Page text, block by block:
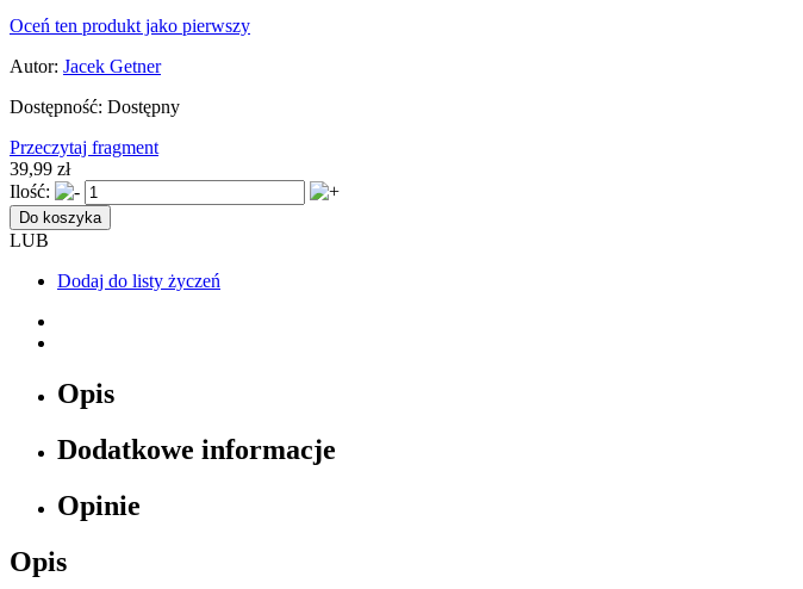
Oceń ten produkt jako pierwszy
Autor: Jacek Getner
Dostępność: Dostępny
Przeczytaj fragment
39,99 zł
Ilość:
Do koszyka
LUB
Dodaj do listy życzeń
Opis
Dodatkowe informacje
Opinie
Opis